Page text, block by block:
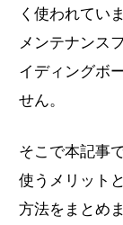
く使われてい
メンテナンス
イディングボ
せん。
そこで本記事
使うメリット
方法をまとめ